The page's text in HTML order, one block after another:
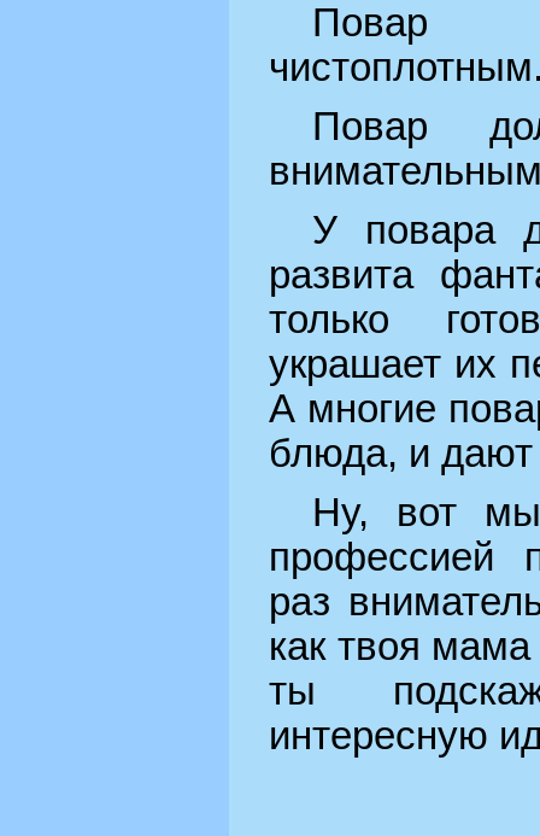
Повар
Повар
У повара
развита
только
украшает их
А многие
блюда, и
Ну, вот
профессией
раз
как твоя
ты
интересную